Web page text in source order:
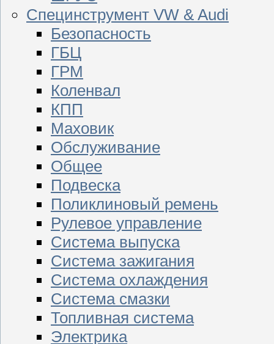
Специнструмент VW & Audi
Безопасность
ГБЦ
ГРМ
Коленвал
КПП
Маховик
Обслуживание
Общее
Подвеска
Поликлиновый ремень
Рулевое управление
Система выпуска
Система зажигания
Система охлаждения
Система смазки
Топливная система
Электрика